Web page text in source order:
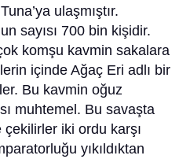
ulaşmıştır.
sayısı 700 bin kişidir.
komşu kavmin sakalara
içinde Ağaç Eri adlı bir
Bu kavmin oğuz
muhtemel. Bu savaşta
çekilirler iki ordu karşı
yıkıldıktan